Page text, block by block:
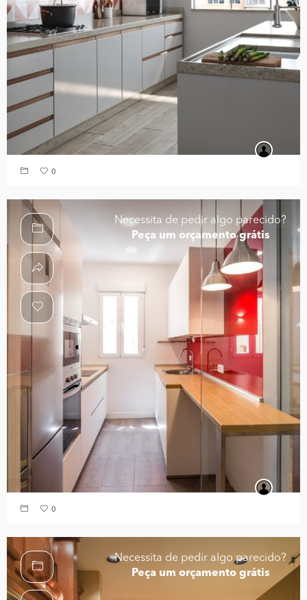
0
Necessita de pedir algo parecido?
Peça um orçamento grátis
0
Necessita de pedir algo parecido?
Peça um orçamento grátis